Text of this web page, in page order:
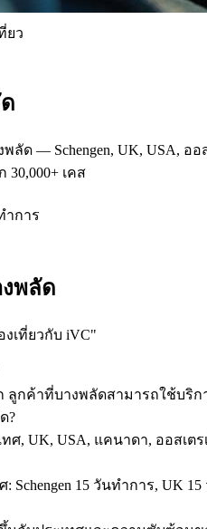
ยว
ด — Schengen, UK, USA,
30,000+ เคส
ำการ
งพลัด
เที่ยวกับ iVC"
ลูกค้าที่บางพลัดสามารถใช้บริ
?
ทศ, UK, USA, แคนาดา, ออส
15 วันทำการ, UK